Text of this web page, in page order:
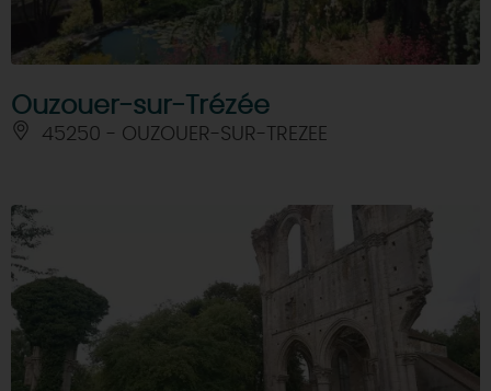
Ouzouer-sur-Trézée
45250 - OUZOUER-SUR-TREZEE